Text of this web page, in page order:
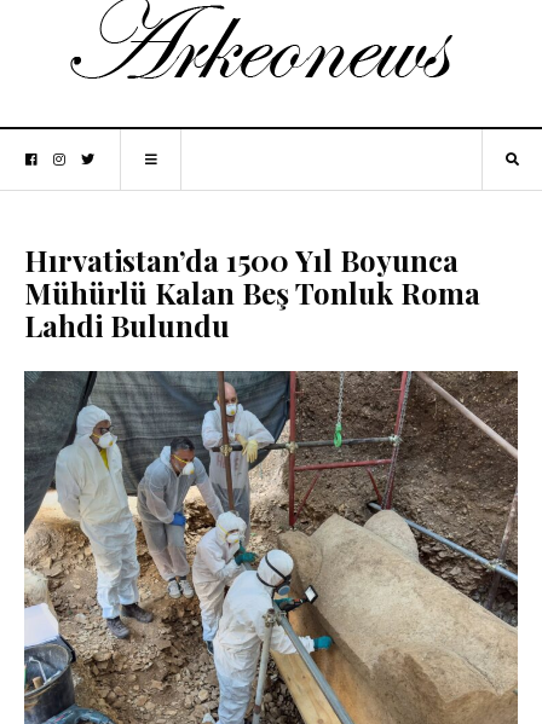
Hırvatistan’da 1500 Yıl Boyunca
Mühürlü Kalan Beş Tonluk Roma
Lahdi Bulundu